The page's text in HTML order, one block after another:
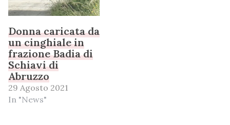
Donna caricata da
un cinghiale in
frazione Badia di
Schiavi di
Abruzzo
29 Agosto 2021
In "News"